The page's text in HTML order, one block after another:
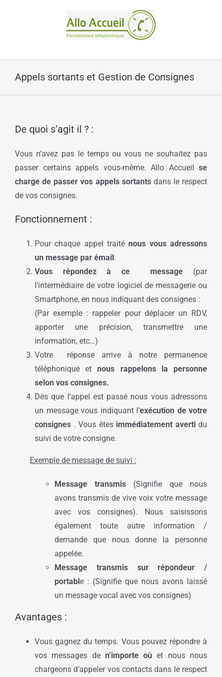
Appels sortants et Gestion de Consignes
De quoi s’agit il ? :
Vous n’avez pas le temps ou vous ne souhaitez pas
passer certains appels vous-même. Allo Accueil se
charge de passer vos appels sortantsdans le respect
de vos consignes.
Fonctionnement :
Pour chaque appel traiténous vous adressons
un message par émail.
Vous répondez à ce message (par
l’intermédiaire de votre logiciel de messagerie ou
Smartphone, en nous indiquant des consignes :
(Par exemple : rappeler pour déplacer un RDV,
apporter une précision, transmettre une
information, etc…)
Votre réponse arrive à notre permanence
téléphonique etnous rappelons la personne
selon vos consignes.
Dès que l’appel est passé nous vous adressons
un message vous indiquant l’exécution de votre
consignes . Vous êtesimmédiatement avertidu
suivi de votre consigne.
Exemple de message de suivi :
Message transmis (Signifie que nous
avons transmis de vive voix votre message
avec vos consignes). Nous saisissons
également toute autre information /
demande que nous donne la personne
appelée.
Message transmis sur répondeur /
portable : (Signifie que nous avons laissé
un message vocal avec vos consignes)
Avantages :
Vous gagnez du temps. Vous pouvez répondre à
vos messages de n’importe où et nous nous
chargeons d’appeler vos contacts dans le respect